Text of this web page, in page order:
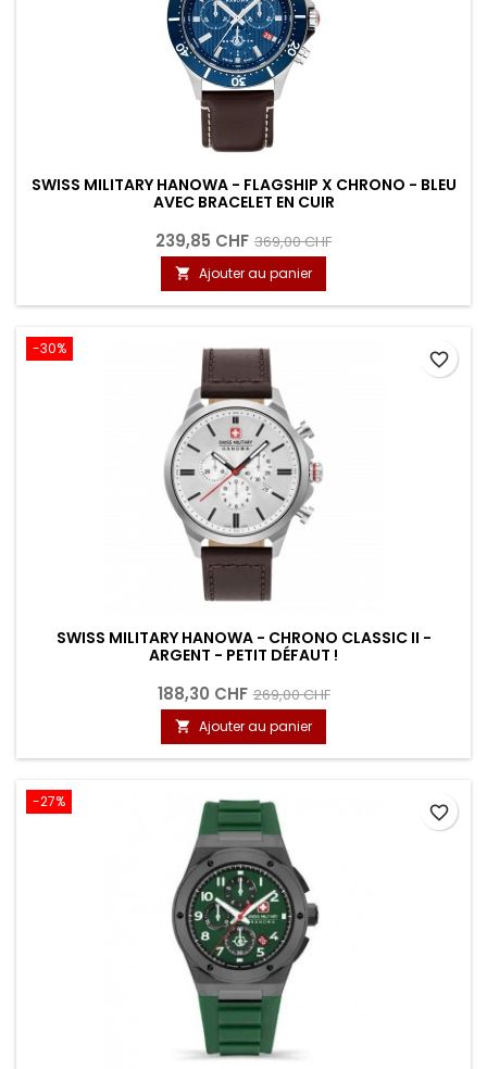
SWISS MILITARY HANOWA - FLAGSHIP X CHRONO - BLEU
AVEC BRACELET EN CUIR
239,85 CHF 369,00 CHF
 Ajouter au panier
-30%
SWISS MILITARY HANOWA - CHRONO CLASSIC II -
ARGENT - PETIT DÉFAUT !
188,30 CHF 269,00 CHF
 Ajouter au panier
favorite_border
-27%
favorite_border